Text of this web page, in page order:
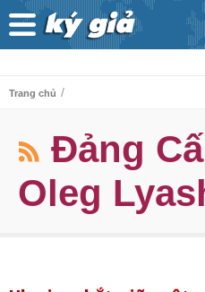
Trang chủ /
Đảng
Oleg